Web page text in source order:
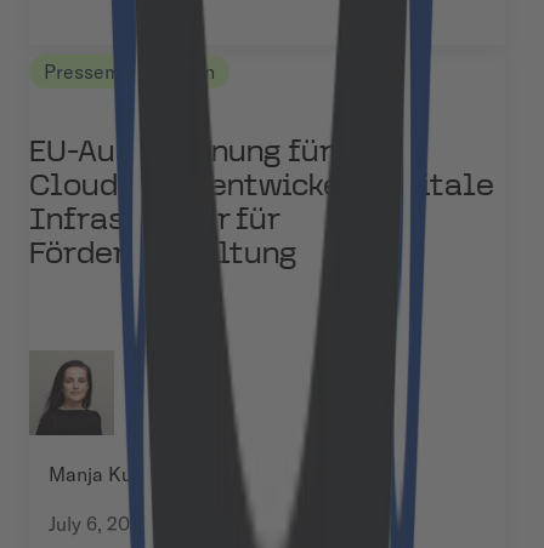
Pressemitteilungen
EU-Auszeichnung für Jems:
Cloudflight entwickelt digitale
Infrastruktur für
Förderverwaltung
Manja Kuchel
July 6, 2026